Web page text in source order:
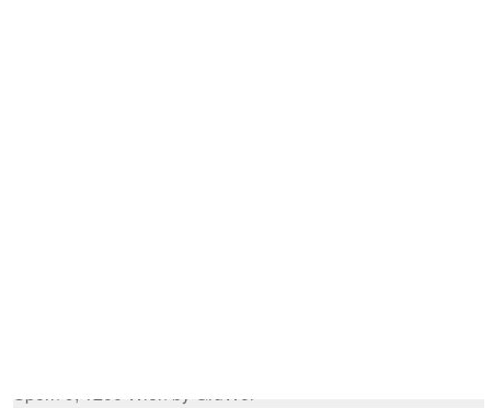
Sporn 9, 1200 Wien by GruWol